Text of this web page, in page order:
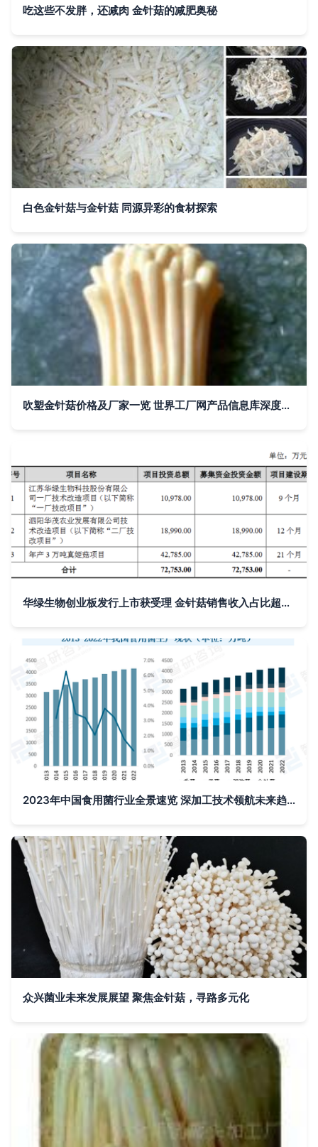
吃这些不发胖，还减肉 金针菇的减肥奥秘
白色金针菇与金针菇 同源异彩的食材探索
吹塑金针菇价格及厂家一览 世界工厂网产品信息库深度解析
华绿生物创业板发行上市获受理 金针菇销售收入占比超90%，单一品类风险受关注
2023年中国食用菌行业全景速览 深加工技术领航未来趋势——以金针菇为例
众兴菌业未来发展展望 聚焦金针菇，寻路多元化